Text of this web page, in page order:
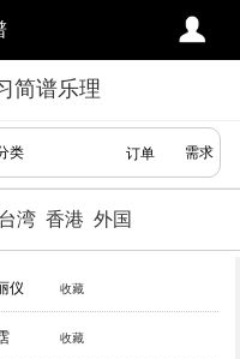
简谱乐理
类 需求
订单
台湾 香港 外国
仪 收藏
收藏